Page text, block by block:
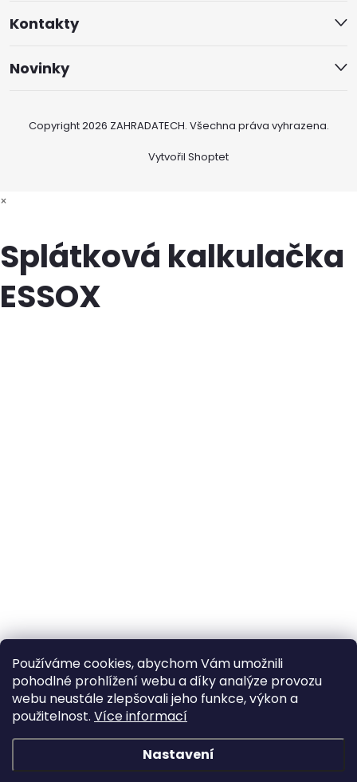
Používáme cookies, abychom Vám umožnili
pohodlné prohlížení webu a díky analýze provozu
webu neustále zlepšovali jeho funkce, výkon a
použitelnost. Více informací
Nastavení
Kontakty
Novinky
Vytvořil Shoptet
Copyright 2026 ZAHRADATECH. Všechna práva vyhrazena.
×
Splátková kalkulačka
ESSOX